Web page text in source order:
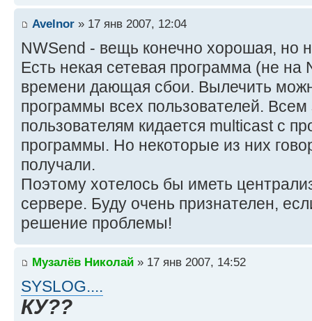
Avelnor » 17 янв 2007, 12:04
NWSend - вещь конечно хорошая, но
Есть некая сетевая программа (не на
времени дающая сбои. Вылечить
программы всех пользователей.
пользователям кидается multicast с
программы. Но некоторые из них
получали.
Поэтому хотелось бы иметь
сервере. Буду очень признателен,
решение проблемы!
Музалёв Николай » 17 янв 2007, 14:52
SYSLOG....
КУ??